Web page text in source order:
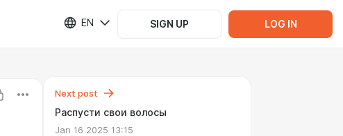
EN SIGN UP LOG IN
Next post
Распусти свои волосы
Jan 16 2025 13:15